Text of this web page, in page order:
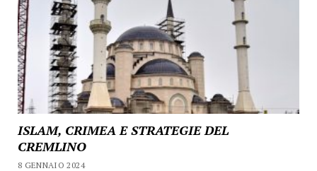
ISLAM, CRIMEA E STRATEGIE DEL
CREMLINO
8 GENNAIO 2024